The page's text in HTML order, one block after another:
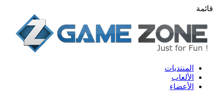
قائمة
المنتديات
الألعاب
الأعضاء